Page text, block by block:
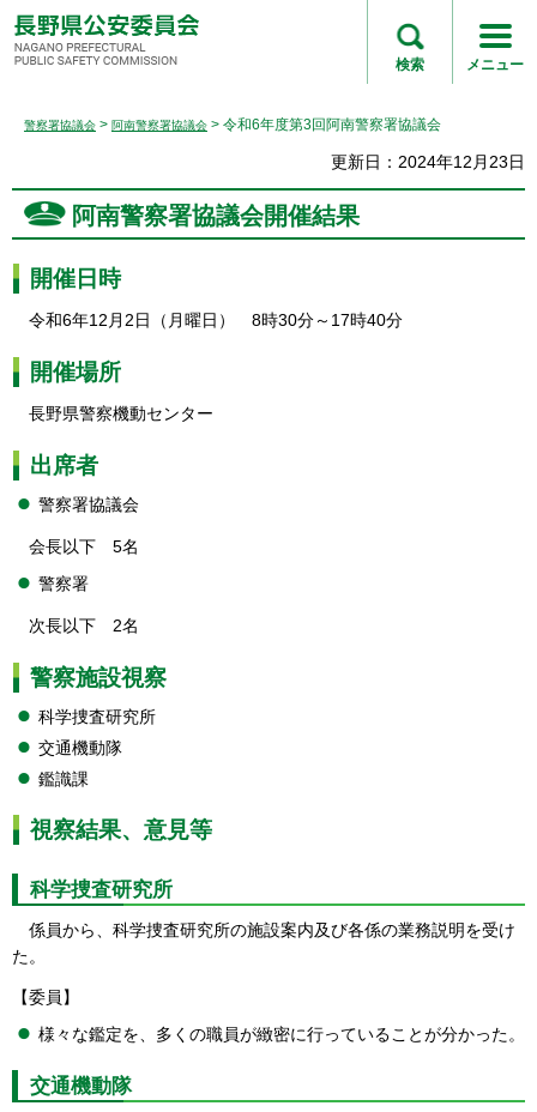
長野県公安委員会
NAGANO
COMMISSION
検索 メニュー
警察署協議会 > 阿南警察署協議会 > 令和6年度第3回阿南警察署協議会
更新日：2024年12月23日
阿南警察署協議会開催結果
開催日時
令和6年12月2日（月曜日） 8時30分～17時40分
開催場所
長野県警察機動センター
出席者
警察署協議会
会長以下 5名
警察署
次長以下 2名
警察施設視察
科学捜査研究所
交通機動隊
鑑識課
視察結果、意見等
科学捜査研究所
係員から、科学捜査研究所の施設案内及び各係の業務説明を受け
た。
【委員】
様々な鑑定を、多くの職員が緻密に行っていることが分かった。
交通機動隊